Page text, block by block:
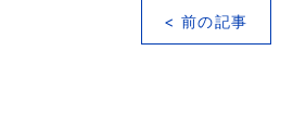
< 前の記事